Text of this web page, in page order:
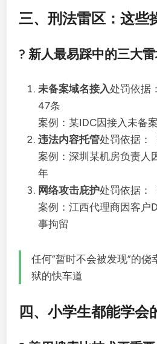
三、刑法雷区：这些
? 新人最易踩中的三大
未备案域名接入处罚依据
47条
案例：某IDC因接入未备
违法内容托管处罚依据：
案例：深圳某机房负责人
年
网络攻击庇护处罚依据：
案例：江西代理商因客户
事拘留
任何”暂时不会被发现”的
狱的快车道
四、小学生都能学会